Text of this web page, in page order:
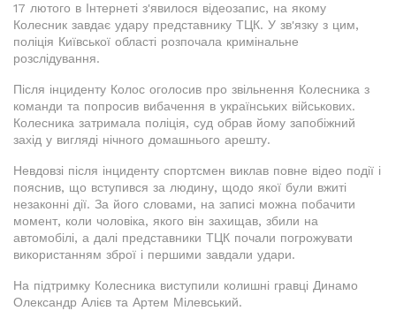
17 лютого в Інтернеті з'явилося відеозапис, на якому
Колесник завдає удару представнику ТЦК. У зв'язку з цим,
поліція Київської області розпочала кримінальне
розслідування.
Після інциденту Колос оголосив про звільнення Колесника з
команди та попросив вибачення в українських військових.
Колесника затримала поліція, суд обрав йому запобіжний
захід у вигляді нічного домашнього арешту.
Невдовзі після інциденту спортсмен виклав повне відео події і
пояснив, що вступився за людину, щодо якої були вжиті
незаконні дії. За його словами, на записі можна побачити
момент, коли чоловіка, якого він захищав, збили на
автомобілі, а далі представники ТЦК почали погрожувати
використанням зброї і першими завдали удари.
На підтримку Колесника виступили колишні гравці Динамо
Олександр Алієв та Артем Мілевський.